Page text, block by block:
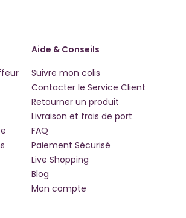
Aide & Conseils
Suivre mon colis
Contacter le Service Client
Retourner un produit
Livraison et frais de port
FAQ
Paiement Sécurisé
Live Shopping
Blog
Mon compte